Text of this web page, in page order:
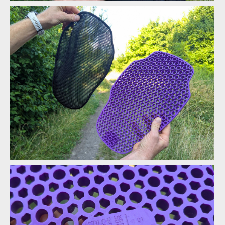
+ Back Shirt - nerozloží se na těle?
Biodegradabilní chráničová vesta G-Form MX Spike Chest +
Back Shirt
Biodegradabilní chráničová vesta G-Form MX Spike Chest +
Back Shirt
Biodegradabilní chráničová vesta G-Form MX Spike Chest +
Back Shirt
Biodegradabilní chráničová vesta G-Form MX Spike Chest +
Back Shirt
Biodegradabilní chráničová vesta G-Form MX Spike Chest +
Biodegradabilní chráničová vesta G-Form MX Spike Chest +
Back Shirt
Biodegradabilní chráničová vesta G-Form MX Spike Chest +